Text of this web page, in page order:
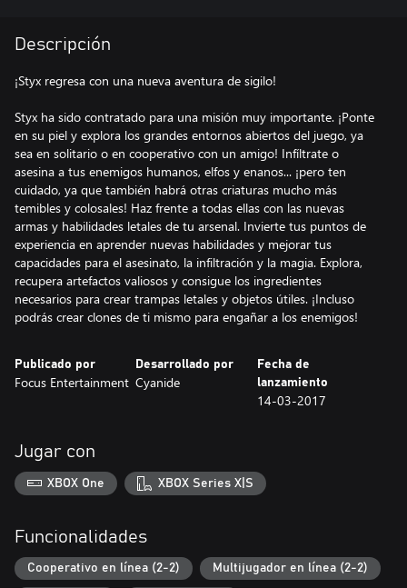
Descripción
¡Styx regresa con una nueva aventura de sigilo!
Styx ha sido contratado para una misión muy importante. ¡Ponte
en su piel y explora los grandes entornos abiertos del juego, ya
sea en solitario o en cooperativo con un amigo! Infíltrate o
asesina a tus enemigos humanos, elfos y enanos... ¡pero ten
cuidado, ya que también habrá otras criaturas mucho más
temibles y colosales! Haz frente a todas ellas con las nuevas
armas y habilidades letales de tu arsenal. Invierte tus puntos de
experiencia en aprender nuevas habilidades y mejorar tus
capacidades para el asesinato, la infiltración y la magia. Explora,
recupera artefactos valiosos y consigue los ingredientes
necesarios para crear trampas letales y objetos útiles. ¡Incluso
podrás crear clones de ti mismo para engañar a los enemigos!
Publicado por
Focus Entertainment
Desarrollado por
Cyanide
Fecha de
lanzamiento
14-03-2017
Jugar con
XBOX One XBOX Series X|S
Funcionalidades
Cooperativo en línea (2-2) Multijugador en línea (2-2)